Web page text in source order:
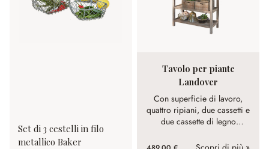
Set di 3 cestelli in filo
metallico Baker
Tavolo per piante
Landover
Con superficie di lavoro,
quattro ripiani, due cassetti e
due cassette di legno
con patina anticante.